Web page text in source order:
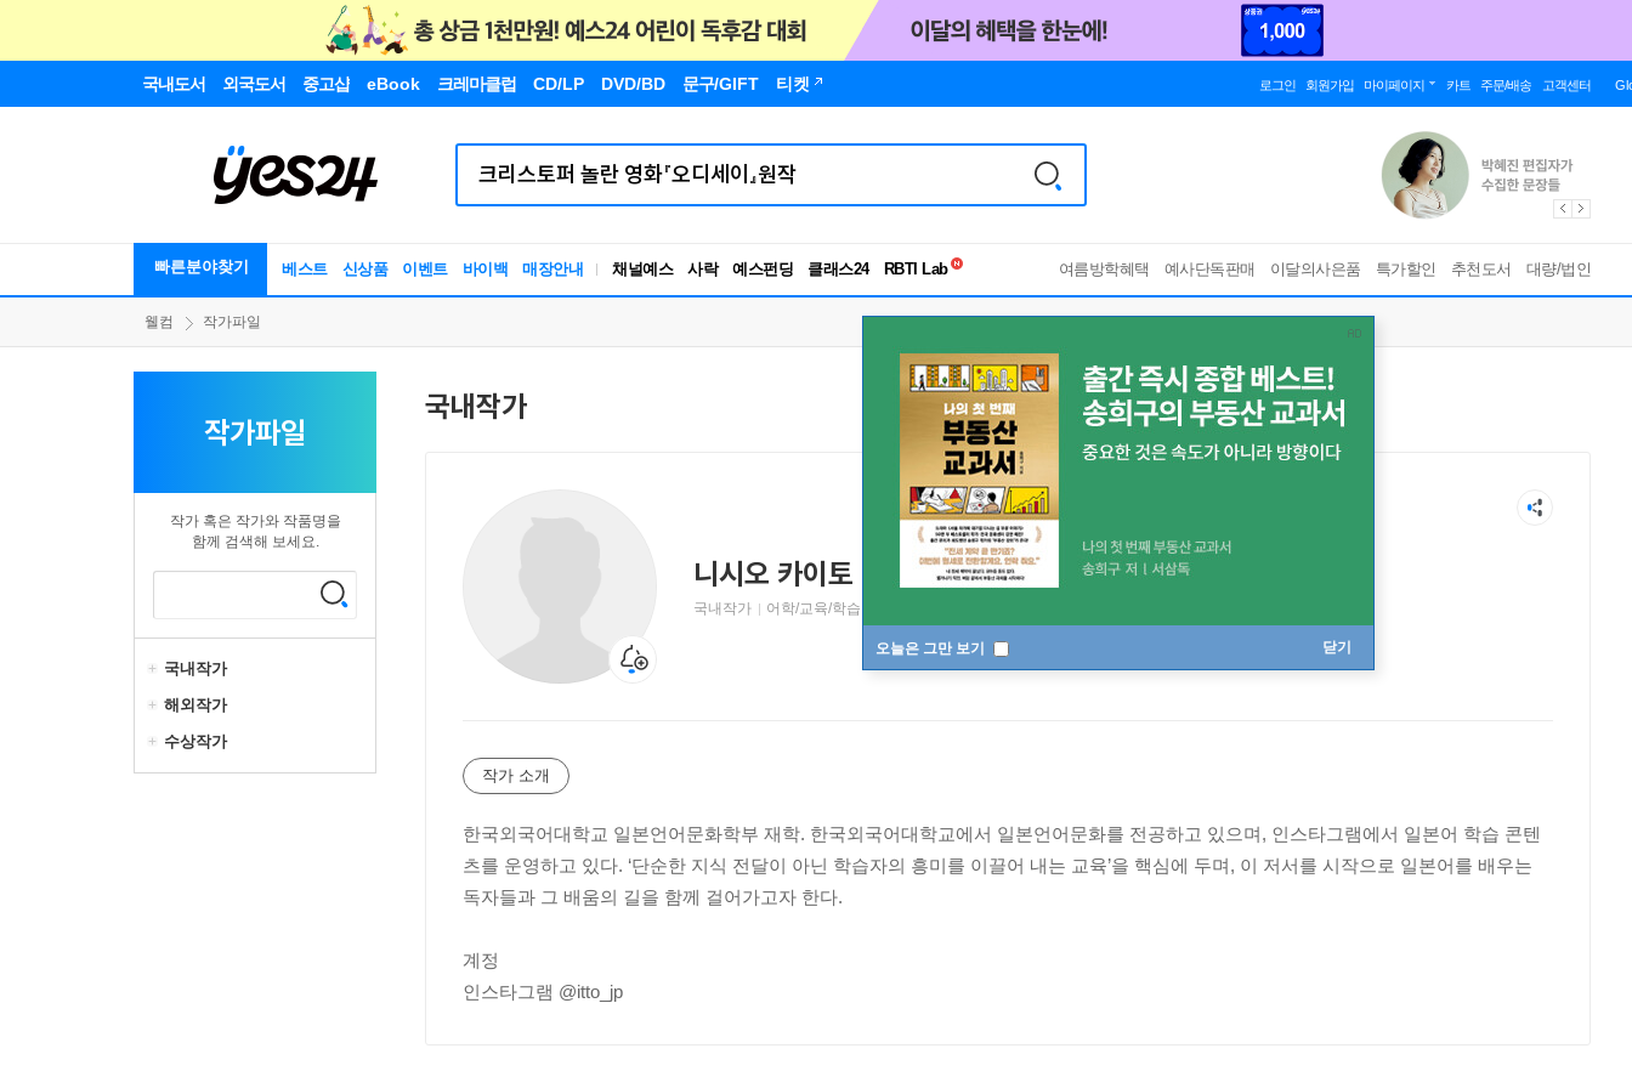
국내도서 외국도서 중고샵 eBook 크레마클럽 CD/LP DVD/BD 문구/GIFT 티켓 로그인 회원가입 마이페이지 카트 주문/배송 고객센터
빠른분야찾기 베스트 신상품 이벤트 바이백 매장안내 채널예스 사락 예스펀딩 클래스24
RBTI Lab
독서유형검사
여름방학혜택 예사단독판매 이달의사은품 특가할인 추천도서 대량/법인
오늘은 그만 보기 닫기
웰컴 작가파일
작가파일
작가 혹은 작가와 작품명을
함께 검색해 보세요.
국내작가
해외작가
수상작가
국내작가
니시오 카이토
국내작가 어학/교육/학습 저자
작가 소개
한국외국어대학교 일본언어문화학부 재학. 한국외국어대학교에서 일본언어문화를 전공하고 있으며, 인스타그램에서 일본어 학습 콘텐
츠를 운영하고 있다. ‘단순한 지식 전달이 아닌 학습자의 흥미를 이끌어 내는 교육’을 핵심에 두며, 이 저서를 시작으로 일본어를 배우는
독자들과 그 배움의 길을 함께 걸어가고자 한다.
계정
인스타그램 @itto_jp